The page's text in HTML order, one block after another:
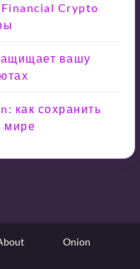
Crypto
вашу
как сохранить
мире
Onion